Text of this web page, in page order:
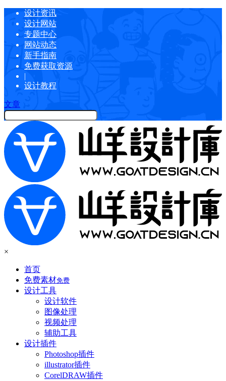
设计资讯
设计网站
专题中心
网站动态
新手指南
免费获取资源
|
设计教程
文章
×
首页
免费素材免费
设计工具
设计软件
图像处理
视频处理
辅助工具
设计插件
Photoshop插件
illustrator插件
CorelDRAW插件